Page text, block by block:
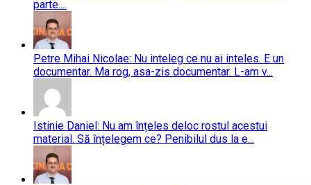
parte....
Petre Mihai Nicolae: Nu inteleg ce nu ai inteles. E un
documentar. Ma rog, asa-zis documentar. L-am v...
Istinie Daniel: Nu am înțeles deloc rostul acestui
material. Să înțelegem ce? Penibilul dus la e...